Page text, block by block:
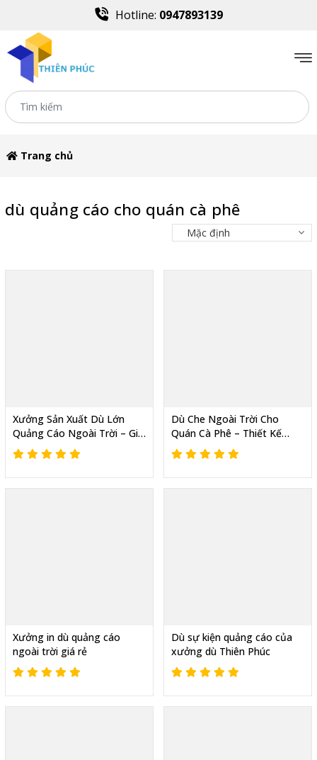
Hotline: 0947893139
Trang chủ
dù quảng cáo cho quán cà phê
Xưởng Sản Xuất Dù Lớn
Quảng Cáo Ngoài Trời – Giá
Gốc, In Logo Theo Yêu Cầu
Dù Che Ngoài Trời Cho
Quán Cà Phê – Thiết Kế
Đẹp, Bền Chắc, Giá Tận
Xưởng
Xưởng in dù quảng cáo
ngoài trời giá rẻ
Dù sự kiện quảng cáo của
xưởng dù Thiên Phúc